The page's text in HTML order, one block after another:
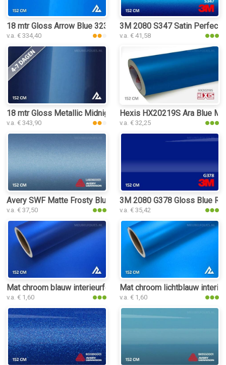
18 mtr Gloss Arrow Blue 3239 interieurfolie
v.a. € 334,40
3M 2080 S347 Satin Perfect
v.a. € 41,58
18 mtr Gloss Metallic Midnight Blue 3206 interieurfolie
v.a. € 343,90
Hexis HX20219S Ara Blue
v.a. € 32,25
Avery SWF Matte Frosty Blue Metallic interieurfolie
v.a. € 37,50
3M 2080 G378 Gloss Blue
v.a. € 35,42
Mat chroom blauw interieurfolie
v.a. € 1,60
Mat chroom lichtblauw
v.a. € 1,60